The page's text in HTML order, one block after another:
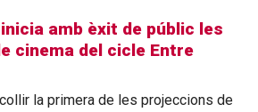
amb èxit de públic les
cinema del cicle Entre
la primera de les projeccions de